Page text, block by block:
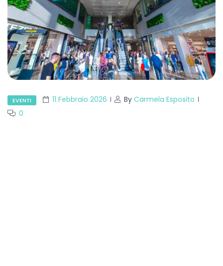
EVENTI 11 Febbraio 2026 By Carmela Esposito
0